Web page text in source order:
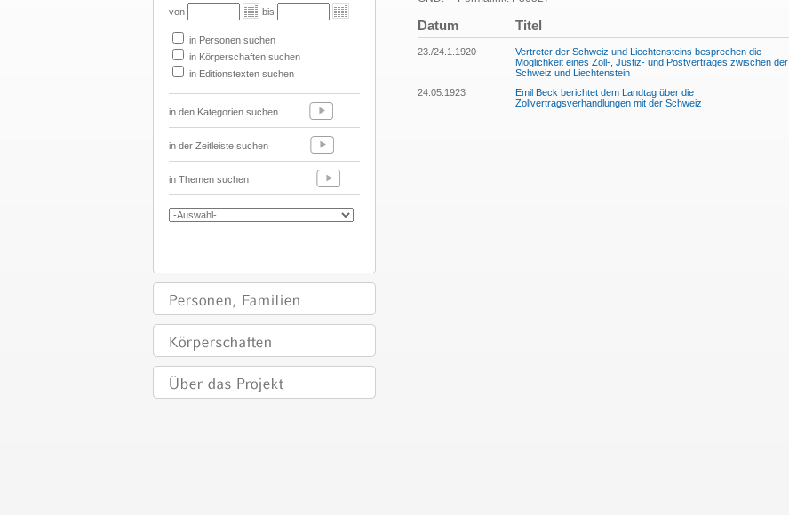
von bis
in Personen suchen
in Körperschaften suchen
in Editionstexten suchen
in den Kategorien suchen
in der Zeitleiste suchen
in Themen suchen
Datum Titel
23./24.1.1920
Vertreter der Schweiz und Liechtensteins besprechen die
Möglichkeit eines Zoll-, Justiz- und Postvertrages zwischen der
Schweiz und Liechtenstein
24.05.1923
Emil Beck berichtet dem Landtag über die
Zollvertragsverhandlungen mit der Schweiz